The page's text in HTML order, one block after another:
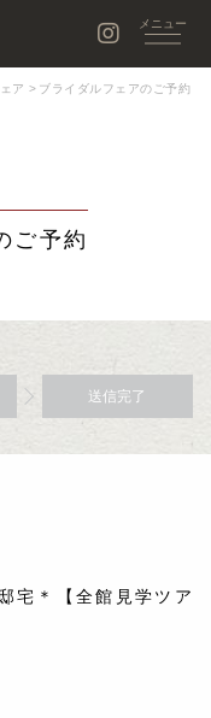
ア > ブライダルフェアのご予約
ご予約
送信完了
宅＊【全館見学ツア